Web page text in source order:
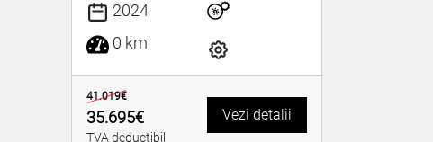
2024
0 km
41.019€
35.695€
TVA deductibil
Vezi detalii